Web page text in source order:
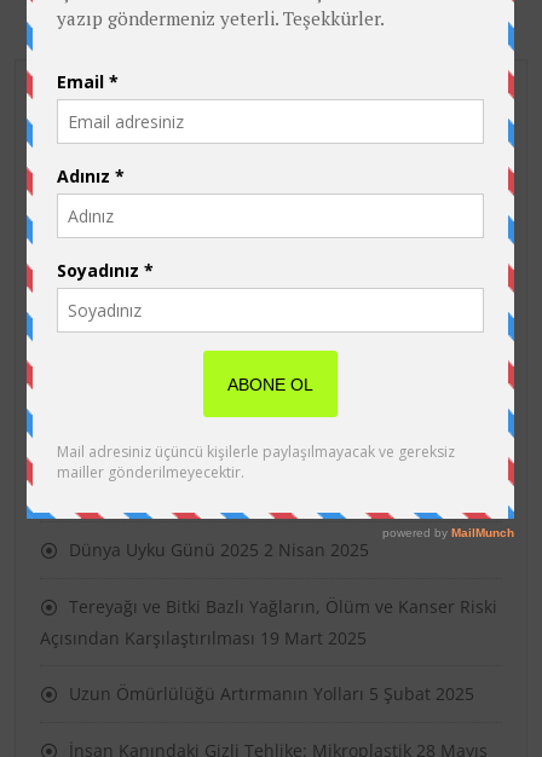
Site İçinde Ara
Son eklenen yazılar
Dünya Uyku Günü “İyi Uyu, Daha İyi Yaşa”
Geç Kahvaltı Biyolojik Yaşlanma, Depresyon ve Ağız
Dünya Uyku Günü 2025 2 Nisan 2025
Tereyağı ve Bitki Bazlı Yağların, Ölüm ve Kanser Riski
Açısından Karşılaştırılması 19 Mart 2025
Uzun Ömürlülüğü Artırmanın Yolları 5 Şubat 2025
İnsan Kanındaki Gizli Tehlike: Mikroplastik 28 Mayıs